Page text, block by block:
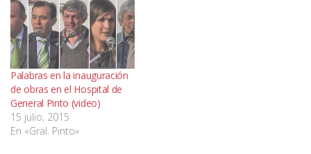
Palabras en la inauguración
de obras en el Hospital de
General Pinto (video)
15 julio, 2015
En «Gral. Pinto»